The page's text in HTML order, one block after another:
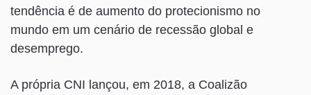
tendência é de aumento do protecionismo no
mundo em um cenário de recessão global e
desemprego.
A própria CNI lançou, em 2018, a Coalizão